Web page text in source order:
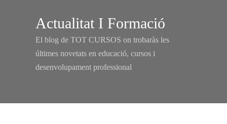
Actualitat I Formació
El blog de TOT CURSOS on trobaràs les
últimes novetats en educació, cursos i
desenvolupament professional